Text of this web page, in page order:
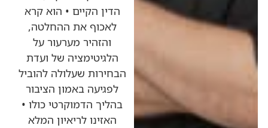
הדין הקיים • הוא קרא
לאכוף את ההחלטה,
והזהיר מערעור על
הלגיטימציה של ועדת
הבחירות שעלולה להוביל
לפגיעה באמון הציבור
בהליך הדמוקרטי כולו •
האזינו לריאיון המלא